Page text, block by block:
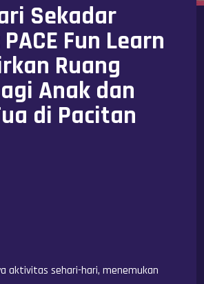
Sekadar
Fun Learn
Ruang
Anak dan
di Pacitan
aktivitas sehari-hari, menemukan